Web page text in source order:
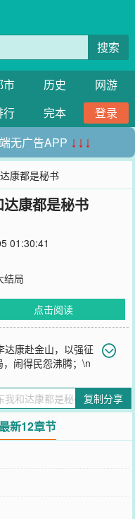
搜索
市 历史
网游
行 完本
登录
无广告APP ↓↓↓
康都是秘书
康都是秘书
01:30:41
结局
点击阅读
达康赴金山，以强征
闹得民怨沸腾；\n
书》还不错的话请不要忘记
复制分享
新12章节